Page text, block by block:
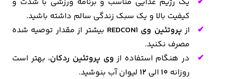
کیفیت بالا و یک سبک زندگی سالم داشته باشید.
از پروتئین وی REDCON1
بیشتر از مقدار توصیه شده
مصرف نکنید.
در هنگام استفاده ازوی پروتئین ردکان، بهتر است
روزانه ۱۰ الی ۱۲ لیوان آب بنوشید.